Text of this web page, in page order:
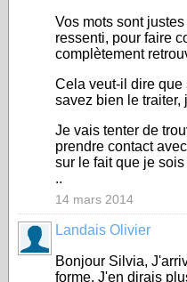
Vos mots sont
ressenti, pour faire
complètement
Cela veut-il dire
savez bien le traiter,
Je vais tenter de
prendre contact
sur le fait que je
..
14 mars 2014
Landais Olivier
Bonjour Silvia,
forme. J'en dirais